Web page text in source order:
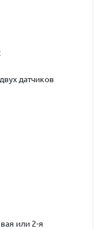
датчиков
или 2-я